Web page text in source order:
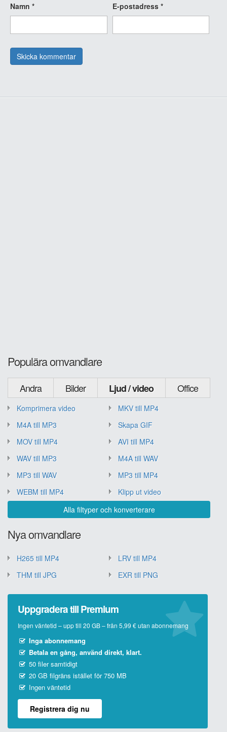
Namn * E-postadress *
Populära omvandlare
Andra Bilder Ljud / video Office
Komprimera video
MKV till MP4
M4A till MP3
Skapa GIF
MOV till MP4
AVI till MP4
WAV till MP3
M4A till WAV
MP3 till WAV
MP3 till MP4
WEBM till MP4
Klipp ut video
Alla filtyper och konverterare
Nya omvandlare
H265 till MP4
LRV till MP4
THM till JPG
EXR till PNG
Uppgradera till Premium
Ingen väntetid – upp till 20 GB – från 5,99 € utan abonnemang
Inga abonnemang
Betala en gång, använd direkt, klart.
50 filer samtidigt
20 GB filgräns istället för 750 MB
Ingen väntetid
Registrera dig nu